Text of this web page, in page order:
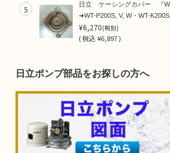
5
日立 ケーシングカバー 『
➜WT-P200S, V, W・WT-
¥6,270(税別)
(税込¥6,897 )
日立ポンプ部品をお探しの方へ